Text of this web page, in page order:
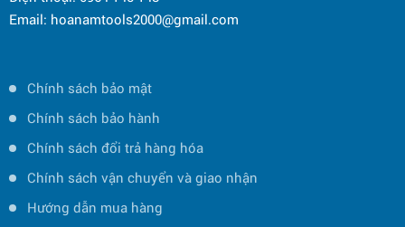
Email: hoanamtools2000@gmail.com
Chính sách bảo mật
Chính sách bảo hành
Chính sách đổi trả hàng hóa
Chính sách vận chuyển và giao nhận
Hướng dẫn mua hàng